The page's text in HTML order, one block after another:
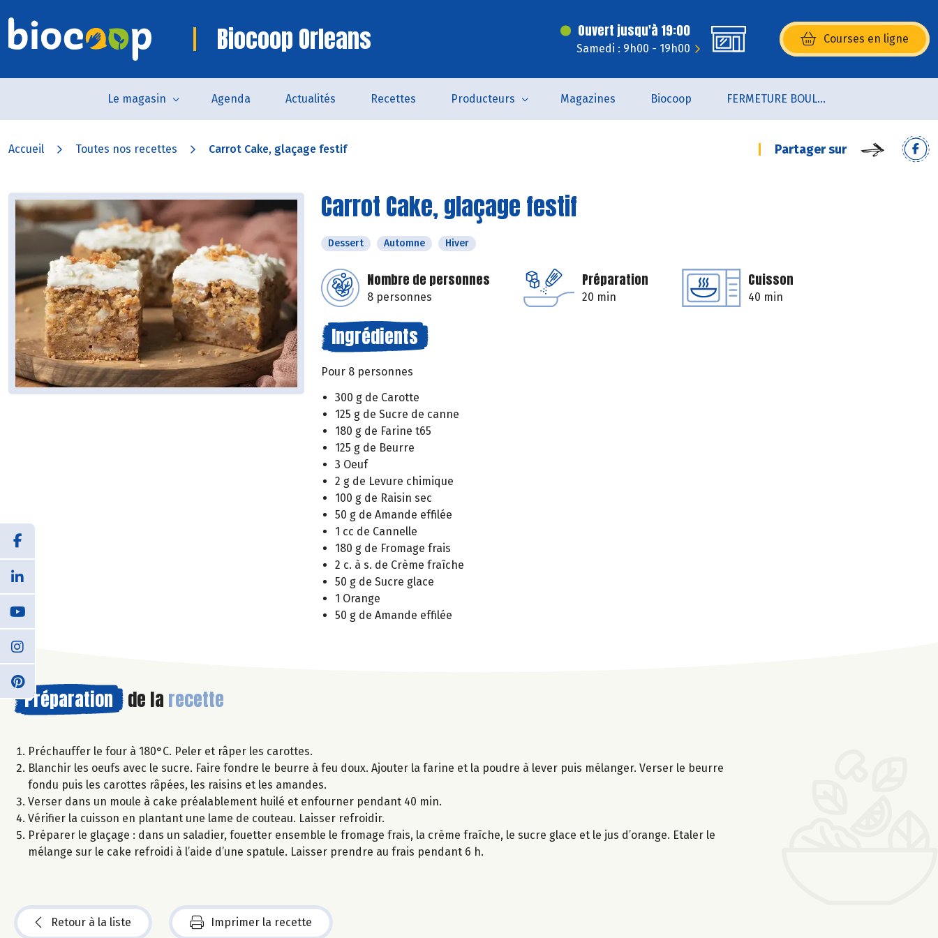
Biocoop Orleans Ouvert jusqu'à 19:00
Samedi : 9h00 - 19h00
Courses en ligne
(s’ouvre dans une nouvelle
Le magasin Agenda Actualités Recettes Producteurs Magazines Biocoop FERMETURE BOULANGERIE JUSQU'AU 19 AOUT 2026
Accueil Toutes nos recettes Carrot Cake, glaçage festif Partager sur
Carrot Cake, glaçage festif
Dessert Automne Hiver
Nombre de personnes
8 personnes
Préparation
20 min
Cuisson
40 min
Ingrédients
Pour 8 personnes
300 g de Carotte
125 g de Sucre de canne
180 g de Farine t65
125 g de Beurre
3 Oeuf
2 g de Levure chimique
100 g de Raisin sec
50 g de Amande effilée
1 cc de Cannelle
180 g de Fromage frais
2 c. à s. de Crème fraîche
50 g de Sucre glace
1 Orange
50 g de Amande effilée
Préparation de la recette
Préchauffer le four à 180°C. Peler et râper les carottes.
Blanchir les oeufs avec le sucre. Faire fondre le beurre à feu doux. Ajouter la farine et la poudre à lever puis mélanger. Verser le beurre
fondu puis les carottes râpées, les raisins et les amandes.
Verser dans un moule à cake préalablement huilé et enfourner pendant 40 min.
Vérifier la cuisson en plantant une lame de couteau. Laisser refroidir.
Préparer le glaçage : dans un saladier, fouetter ensemble le fromage frais, la crème fraîche, le sucre glace et le jus d’orange. Etaler le
mélange sur le cake refroidi à l’aide d’une spatule. Laisser prendre au frais pendant 6 h.
Retour à la liste Imprimer la recette